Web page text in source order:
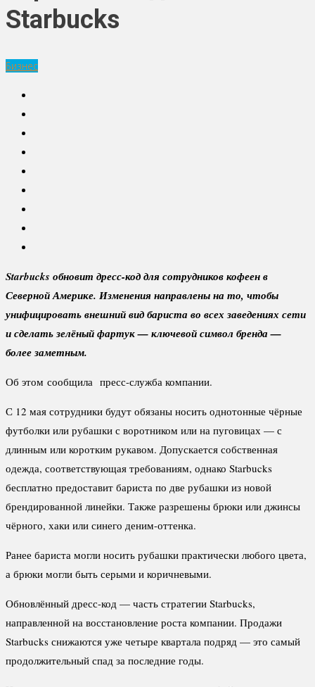
Starbucks
Бизнес
Starbucks обновит дресс-код для сотрудников кофеен в
Северной Америке. Изменения направлены на то, чтобы
унифицировать внешний вид бариста во всех заведениях сети
и сделать зелёный фартук — ключевой символ бренда —
более заметным.
Об этом сообщила пресс-служба компании.
С 12 мая сотрудники будут обязаны носить однотонные чёрные
футболки или рубашки с воротником или на пуговицах — с
длинным или коротким рукавом. Допускается собственная
одежда, соответствующая требованиям, однако Starbucks
бесплатно предоставит бариста по две рубашки из новой
брендированной линейки. Также разрешены брюки или джинсы
чёрного, хаки или синего деним-оттенка.
Ранее бариста могли носить рубашки практически любого цвета,
а брюки могли быть серыми и коричневыми.
Обновлённый дресс-код — часть стратегии Starbucks,
направленной на восстановление роста компании. Продажи
Starbucks снижаются уже четыре квартала подряд — это самый
продолжительный спад за последние годы.